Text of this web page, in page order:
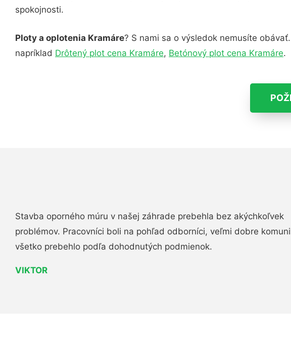
spokojnosti.
Ploty a oplotenia Kramáre? S nami sa o výsledok nemusíte
napríklad Drôtený plot cena Kramáre, Betónový plot cena Kramáre.
Stavba oporného múru v našej záhrade prebehla bez akýchkoľvek
problémov. Pracovníci boli na pohľad odborníci, veľmi dobre
všetko prebehlo podľa dohodnutých podmienok.
VIKTOR